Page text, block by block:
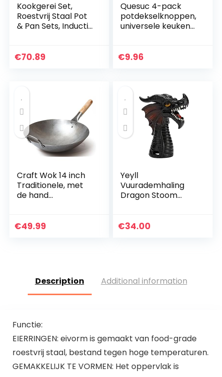
Kookgerei Set,
Roestvrij Staal Pot
& Pan Sets, Inductie
met Glas deksel
€70.89
Quesuc 4-pack
potdekselknoppen,
universele keuken
knoppen braadpan
€9.96
Craft Wok 14 inch
Traditionele, met
de hand
wok met houten en
€49.99
Yeyll
Vuurademhaling
Dragon Stoom
Release Diverter,
€34.00
Description Additional information
Functie:
EIERRINGEN: eivorm is gemaakt van food-grade
roestvrij staal, bestand tegen hoge temperaturen.
GEMAKKELIJK TE VORMEN: Het oppervlak is